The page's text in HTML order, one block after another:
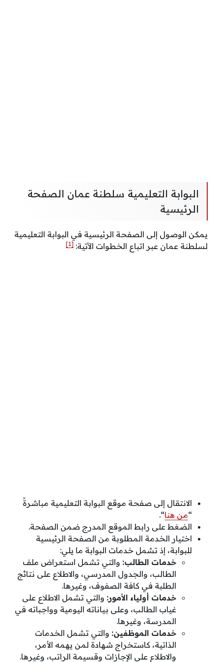
البوابة التعليمية سلطنة عمان الصفحة
الرئيسية
يمكن الوصول إلى الصفحة الرئيسية في البوابة التعليمية
لسلطنة عمان عبر اتباع الخطوات الآتية: [1]
الانتقال إلى صفحة موقع البوابة التعليمية مباشرةً
“من هنا“.
الضغط على رابط الموقع المدرج ضمن الصفحة.
اختيار الخدمة المطلوبة من الصفحة الرئيسية
للبوابة، إذ تشمل خدمات البوابة ما يلي:
خدمات الطالب: والتي تشمل استعراض ملف
الطالب، والجدول المدرسي، والاطلاع على نتائج
الطلبة في كافة الصفوف، وغيرها.
خدمات أولياء الأمور: والتي تشمل الاطلاع على
غياب الطالب، وعلى بياناته اليومية وواجباته في
المدرسة، وغيرها.
خدمات الموظفين: والتي تشمل الخدمات
الذاتية، كاستخراج شهادة لمن يهمه الأمر،
والاطلاع على الإجازات وقسيمة الراتب، وغيرها.